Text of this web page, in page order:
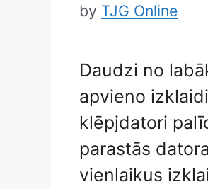
by TJG Online
Daudzi no
apvieno
klēpjdatori
parastās
vienlaikus